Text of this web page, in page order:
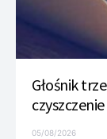
Głośnik
05/08/2026